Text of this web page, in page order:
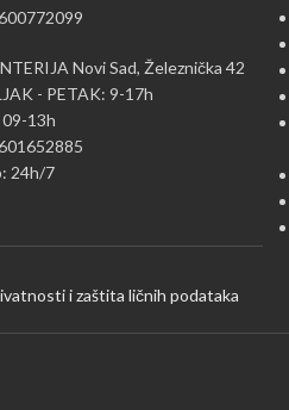
Novi Sad, Železnička 42
- PETAK: 9-17h
13h
24h/7
i zaštita ličnih podataka